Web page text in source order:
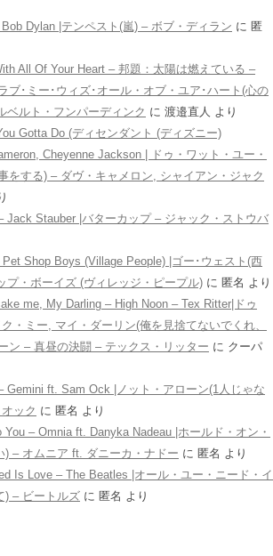
Bob Dylan |テンペスト(嵐) – ボブ・ディラン に 匿
All Of Your Heart – 邦題：太陽は燃えている –
ブ･ミー･ウィズ･オール・オブ・ユア･ハート(心の
ベルト・フンパーディンク に 渡邉直人 より
Gotta Do (ディセンダント (ディズニー)
Cheyenne Jackson | ドゥ・ワット・ユー・
をする) – ダヴ・キャメロン, シャイアン・ジャク
Jack Stauber |バターカップ – ジャック・ストウバ
Pet Shop Boys (Village People) |ゴー･ウェスト(西
プ・ボーイズ (ヴィレッジ・ピープル) に 匿名 より
me, My Darling – High Noon – Tex Ritter|ドゥ
・ミー, マイ・ダーリン(俺を見捨てないでくれ、
ン – 真昼の決闘 – テックス・リッター に クーパ
Gemini ft. Sam Ock |ノット・アローン(1人じゃな
ック に 匿名 より
You – Omnia ft. Danyka Nadeau |ホールド・オン・
) – オムニア ft. ダニーカ・ナドー に 匿名 より
Is Love – The Beatles |オール・ユー・ニード・イ
) – ビートルズ に 匿名 より